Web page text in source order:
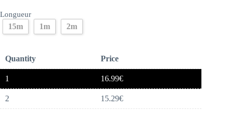
Longueur
15m 1m 2m
Quantity Price
1 16.99€
2 15.29€